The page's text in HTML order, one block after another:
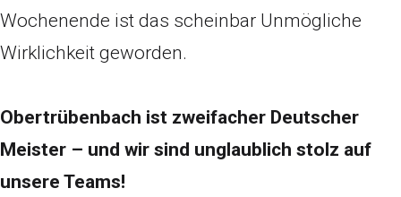
Wochenende ist das scheinbar Unmögliche
Wirklichkeit geworden.
Obertrübenbach ist zweifacher Deutscher
Meister – und wir sind unglaublich stolz auf
unsere Teams!